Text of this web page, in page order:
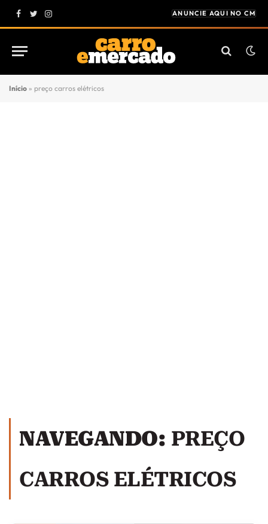
Facebook
Twitter
Instagram
ANUNCIE AQUI NO CM
Início » preço carros elétricos
NAVEGANDO: PREÇO
CARROS ELÉTRICOS